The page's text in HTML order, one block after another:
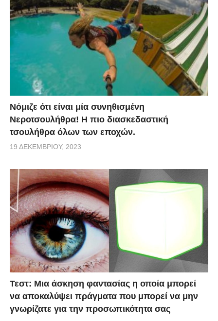
Νόμιζε ότι είναι μία συνηθισμένη
Νεροτσουλήθρα! Η πιο διασκεδαστική
τσουλήθρα όλων των εποχών.
19 ΔΕΚΕΜΒΡΊΟΥ, 2023
Τεστ: Μια άσκηση φαντασίας η οποία μπορεί
να αποκαλύψει πράγματα που μπορεί να μην
γνωρίζατε για την προσωπικότητα σας